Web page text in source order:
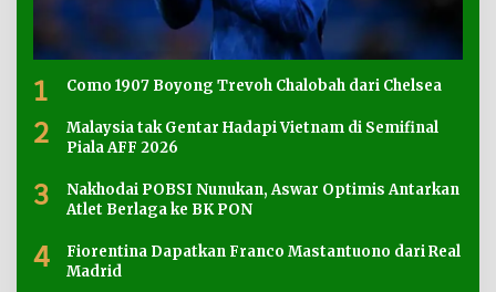
1 Como 1907 Boyong Trevoh Chalobah dari Chelsea
2
Malaysia tak Gentar Hadapi Vietnam di Semifinal
Piala AFF 2026
3
Nakhodai POBSI Nunukan, Aswar Optimis Antarkan
Atlet Berlaga ke BK PON
4
Fiorentina Dapatkan Franco Mastantuono dari Real
Madrid